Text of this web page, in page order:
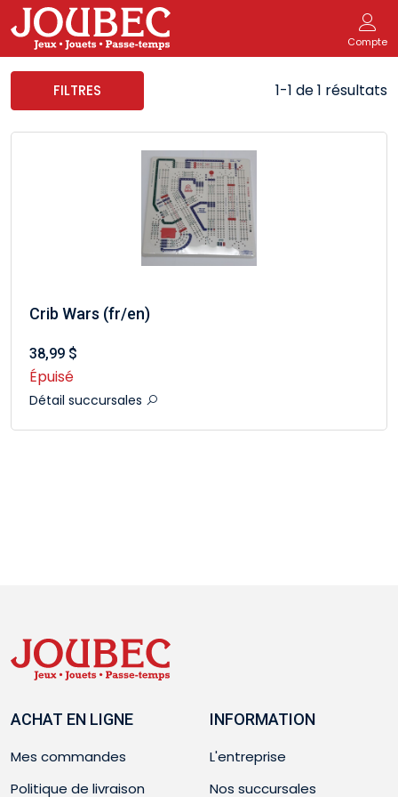
Compte
FILTRES 1-1 de 1 résultats
Crib Wars (fr/en)
38,99 $
Épuisé
Détail succursales
ACHAT EN LIGNE
Mes commandes
Politique de livraison
INFORMATION
L'entreprise
Nos succursales